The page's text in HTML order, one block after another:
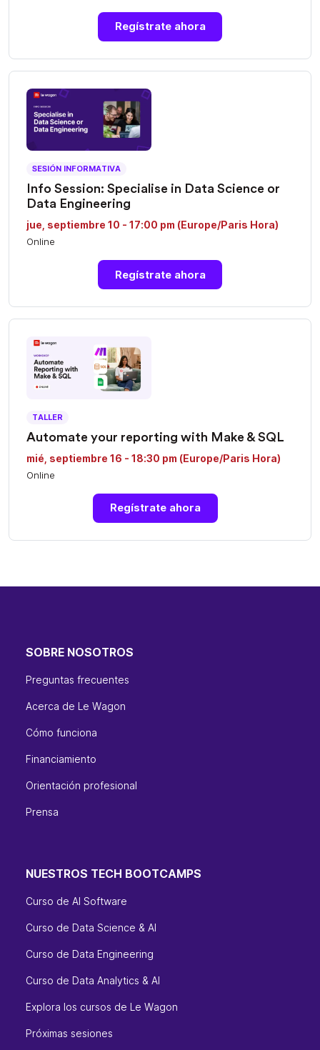
Regístrate ahora
SESIÓN INFORMATIVA
Info Session: Specialise in Data Science or
Data Engineering
jue, septiembre 10 - 17:00 pm (Europe/Paris Hora)
Online
Regístrate ahora
TALLER
Automate your reporting with Make & SQL
mié, septiembre 16 - 18:30 pm (Europe/Paris Hora)
Online
Regístrate ahora
SOBRE NOSOTROS
Preguntas frecuentes
Acerca de Le Wagon
Cómo funciona
Financiamiento
Orientación profesional
Prensa
NUESTROS TECH BOOTCAMPS
Curso de AI Software
Curso de Data Science & AI
Curso de Data Engineering
Curso de Data Analytics & AI
Explora los cursos de Le Wagon
Próximas sesiones